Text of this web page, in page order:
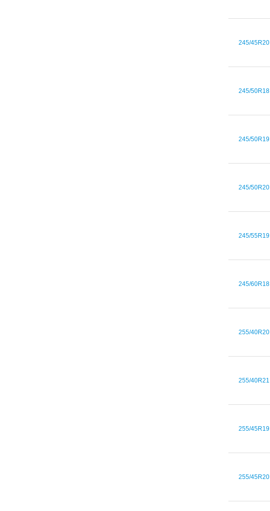
245/45R20
245/50R18
245/50R19
245/50R20
245/55R19
245/60R18
255/40R20
255/40R21
255/45R19
255/45R20